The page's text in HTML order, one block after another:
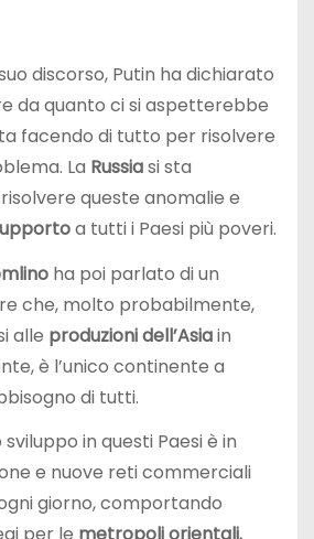
discorso, Putin ha dichiarato
da quanto ci si aspetterebbe
facendo di tutto per risolvere
La Russiasi sta
queste anomalie e
a tutti i Paesi più poveri.
ha poi parlato di un
che, molto probabilmente,
alle produzioni dell’Asiain
è l’unico continente a
di tutti.
in questi Paesi è in
e nuove reti commerciali
giorno, comportando